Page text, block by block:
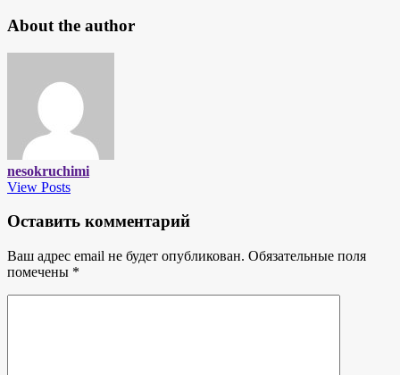
About the author
nesokruchimi
View Posts
Оставить комментарий
Ваш адрес email не будет опубликован. Обязательные поля
помечены *